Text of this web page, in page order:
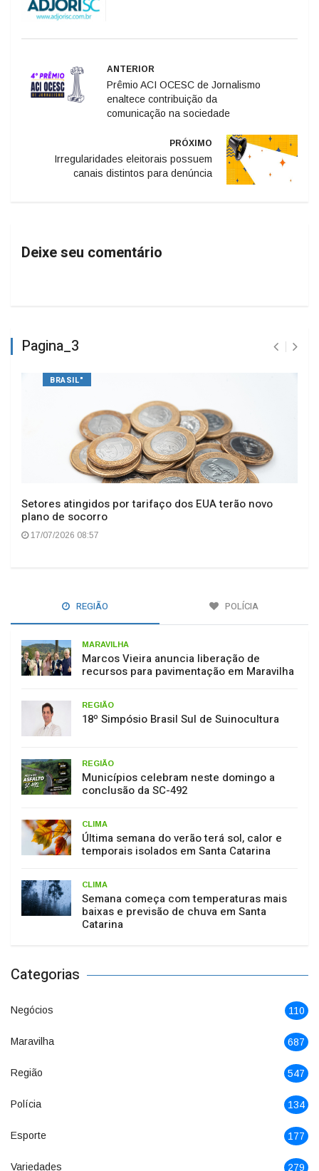
ANTERIOR
Prêmio ACI OCESC de Jornalismo
enaltece contribuição da
comunicação na sociedade
PRÓXIMO
Irregularidades eleitorais possuem
canais distintos para denúncia
Deixe seu comentário
Pagina_3
BRASIL"
Setores atingidos por tarifaço dos EUA terão novo
plano de socorro
17/07/2026 08:57
REGIÃO POLÍCIA
MARAVILHA
Marcos Vieira anuncia liberação de
recursos para pavimentação em Maravilha
REGIÃO
18º Simpósio Brasil Sul de Suinocultura
REGIÃO
Municípios celebram neste domingo a
conclusão da SC-492
CLIMA
Última semana do verão terá sol, calor e
temporais isolados em Santa Catarina
CLIMA
Semana começa com temperaturas mais
baixas e previsão de chuva em Santa
Catarina
Categorias
Negócios 110
Maravilha 687
Região 547
Polícia 134
Esporte 177
Variedades 279